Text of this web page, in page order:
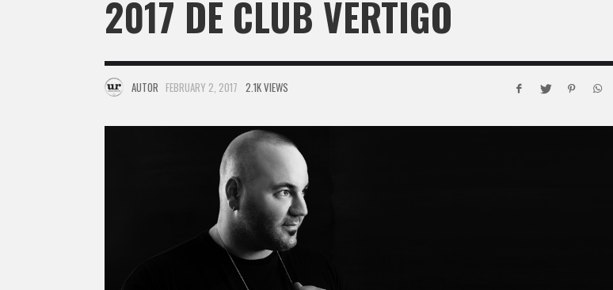
2017 DE CLUB VERTIGO
AUTOR FEBRUARY 2, 2017 2.1K VIEWS